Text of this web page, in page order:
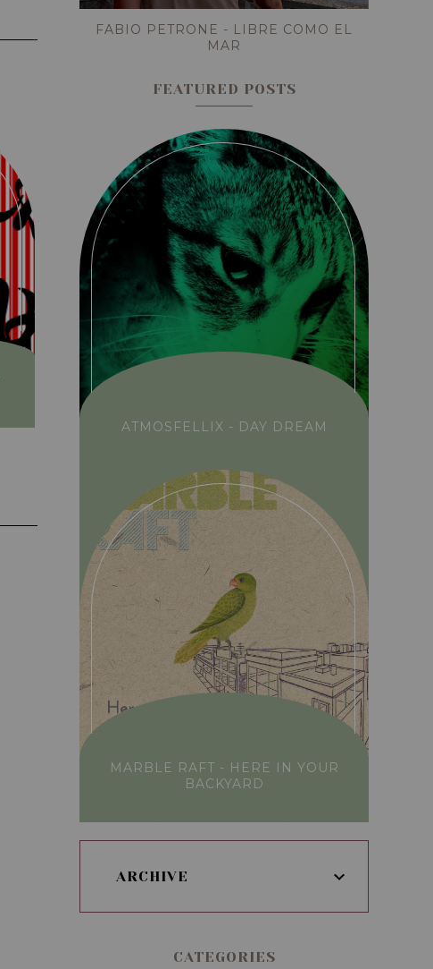
FABIO PETRONE - LIBRE COMO EL
MAR
FEATURED POSTS
ATMOSFELLIX - DAY DREAM
MARBLE RAFT - HERE IN YOUR
BACKYARD
ARCHIVE
CATEGORIES